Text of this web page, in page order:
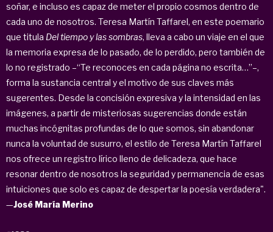
soñar, e incluso es capaz de meter el propio cosmos dentro de
cada uno de nosotros. Teresa Martín Taffarel, en este poemario
que titula Del tiempo y las sombras, lleva a cabo un viaje en el que
la memoria expresa de lo pasado, de lo perdido, pero también de
lo no registrado –“Te reconoces en cada página no escrita…”–,
forma la sustancia central y el motivo de sus claves más
sugerentes. Desde la concisión expresiva y la intensidad en las
imágenes, a partir de misteriosas sugerencias donde están
muchas incógnitas profundas de lo que somos, sin abandonar
nunca la voluntad de susurro, el estilo de Teresa Martín Taffarel
nos ofrece un registro lírico lleno de delicadeza, que hace
resonar dentro de nosotros la seguridad y permanencia de esas
intuiciones que solo es capaz de despertar la poesía verdadera".
—José María Merino